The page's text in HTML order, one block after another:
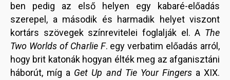
ben pedig az első helyen egy kabaré-előadás
szerepel, a második és harmadik helyet viszont
kortárs szövegek színrevitelei foglalják el. A The
Two Worlds of Charlie F. egy verbatim előadás arról,
hogy brit katonák hogyan élték meg az afganisztáni
háborút, míg a Get Up and Tie Your Fingersa XIX.